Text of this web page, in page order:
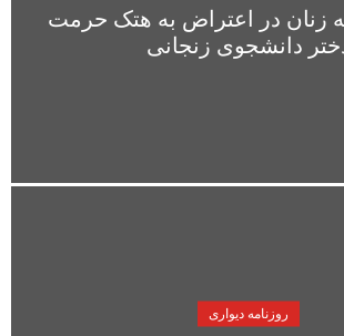
زنان در اعتراض به هتک حرمت
دانشجوی زنجانی
روزنامه دیواری